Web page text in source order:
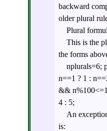
backward
older plural
Plural
This is the
the forms
nplurals=6;
n==1 ? 1 :
&&
4 : 5;
An
is: